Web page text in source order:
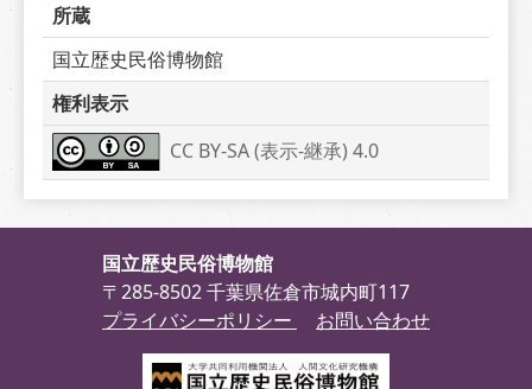
所蔵
国立歴史民俗博物館
権利表示
CC BY-SA (表示-継承) 4.0
国立歴史民俗博物館
〒285-8502 千葉県佐倉市城内町117
プライバシーポリシー
お問い合わせ